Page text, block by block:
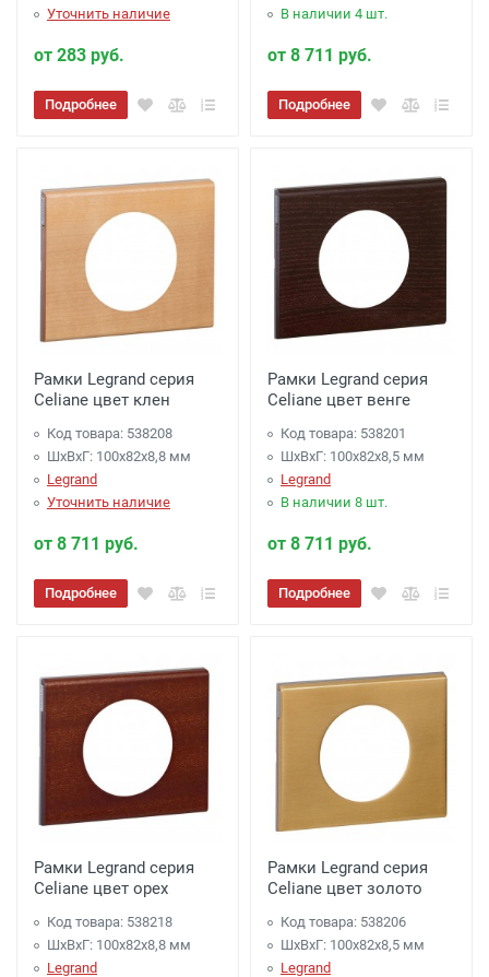
Уточнить наличие
от 283 руб.
Подробнее
В наличии 4 шт.
от 8 711 руб.
Подробнее
Рамки Legrand серия
Celiane цвет клен
Код товара: 538208
ШхВхГ: 100x82x8,8 мм
Legrand
Уточнить наличие
от 8 711 руб.
Подробнее
Рамки Legrand серия
Celiane цвет венге
Код товара: 538201
ШхВхГ: 100x82x8,5 мм
Legrand
В наличии 8 шт.
от 8 711 руб.
Подробнее
Рамки Legrand серия
Celiane цвет орех
Код товара: 538218
ШхВхГ: 100x82x8,8 мм
Legrand
Рамки Legrand серия
Celiane цвет золото
Код товара: 538206
ШхВхГ: 100x82x8,5 мм
Legrand